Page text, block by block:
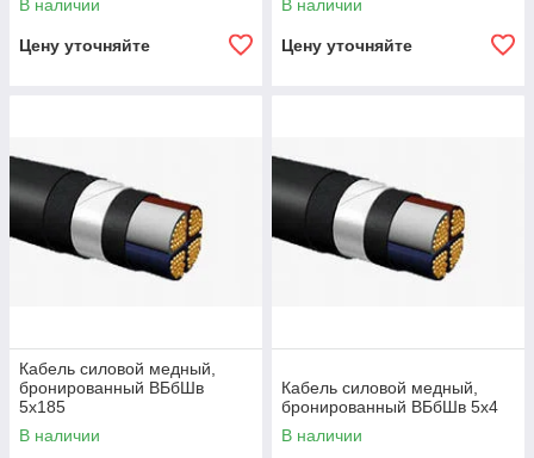
В наличии
Цену уточняйте
В наличии
Цену уточняйте
Кабель силовой медный,
бронированный ВБбШв
5х185
В наличии
Кабель силовой медный,
бронированный ВБбШв 5х4
В наличии